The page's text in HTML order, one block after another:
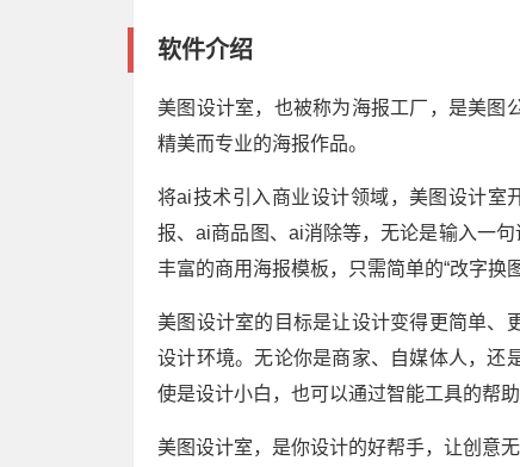
软件介绍
美图设计室，也被称为海报工厂，是美图
精美而专业的海报作品。
将ai技术引入商业设计领域，美图设计室
报、ai商品图、ai消除等，无论是输入一
丰富的商用海报模板，只需简单的“改字换
美图设计室的目标是让设计变得更简单、
设计环境。无论你是商家、自媒体人，还
使是设计小白，也可以通过智能工具的帮
美图设计室，是你设计的好帮手，让创意